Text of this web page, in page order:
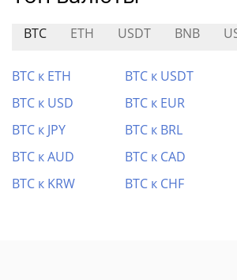
BTC ETH USDT BNB
BTC к ETH BTC к USDT
BTC к USD
BTC к EUR
BTC к JPY
BTC к BRL
BTC к AUD
BTC к CAD
BTC к KRW
BTC к CHF